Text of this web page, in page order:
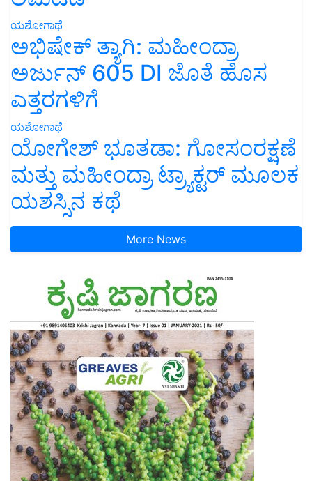
ಯಶೋಗಾಥೆ
ಅಭಿಷೇಕ್ ತ್ಯಾಗಿ: ಮಹೀಂದ್ರಾ
ಅರ್ಜುನ್ 605 DI ಜೊತೆ ಹೊಸ
ಎತ್ತರಗಳಿಗೆ
ಯಶೋಗಾಥೆ
ಯೋಗೇಶ್ ಭೂತಡಾ: ಗೋಸಂರಕ್ಷಣೆ
ಮತ್ತು ಮಹೀಂದ್ರಾ ಟ್ರ್ಯಾಕ್ಟರ್ ಮೂಲಕ
ಯಶಸ್ಸಿನ ಕಥೆ